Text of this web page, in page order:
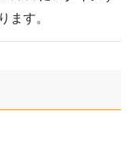
ます。